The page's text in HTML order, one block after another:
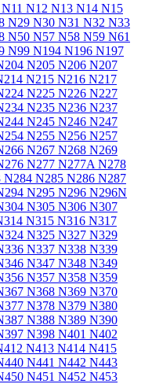
N11 N12 N13 N14 N15
N29 N30 N31 N32 N33
N50 N57 N58 N59 N61
N99 N194 N196 N197
N205 N206 N207
N215 N216 N217
N225 N226 N227
N235 N236 N237
N245 N246 N247
N255 N256 N257
N267 N268 N269
N277 N277A N278
N284 N285 N286 N287
N295 N296 N296N
N305 N306 N307
N315 N316 N317
N325 N327 N329
N337 N338 N339
N347 N348 N349
N357 N358 N359
N368 N369 N370
N378 N379 N380
N388 N389 N390
N398 N401 N402
N413 N414 N415
N441 N442 N443
N451 N452 N453